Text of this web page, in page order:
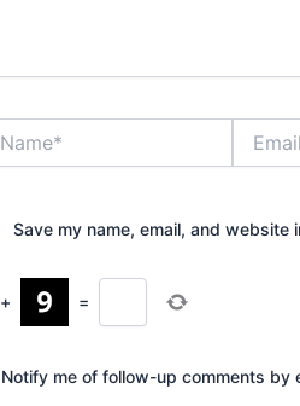
Save my name, email, and
+ =
Notify me of follow-up comments by